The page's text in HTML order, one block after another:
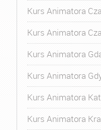
Kurs Animatora
Kurs Animatora
Kurs Animatora
Kurs Animatora
Kurs Animatora
Kurs Animatora